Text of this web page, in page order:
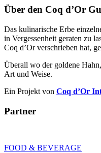
Über den Coq d’Or
Das kulinarische Erbe
in Vergessenheit geraten zu
Coq d’Or verschrieben hat,
Überall wo der goldene
Art und Weise.
Ein Projekt von Coq d’Or
Partner
FOOD & BEVERAGE